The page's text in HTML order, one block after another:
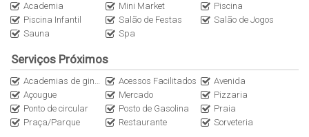
coworking, cinema, lounge, sala de reunião, lavanderia, salão de
jogos, oficina, salão de festas, pista de caminhada e portaria.
Excelente opção para quem pretende morar ou investir no
Massaguaçu, bairro extremamente promissor e com enorme
potencial de valorização.
- Inicio da obra: Julho de 2026
Academia Mini Market
Piscina
Piscina Infantil
Salão de Festas
Salão de Jogos
Sauna
Spa
Serviços Próximos
Academias de ginástica Acessos Facilitados
Avenida
Açougue
Mercado
Pizzaria
Ponto de circular
Posto de Gasolina
Praia
Praça/Parque
Restaurante Sorveteria